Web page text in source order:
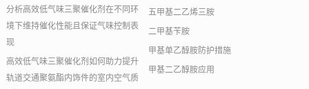
分析高效低气味三聚催化剂在不同环
境下维持催化性能且保证气味控制表
现
高效低气味三聚催化剂如何助力提升
轨道交通聚氨酯内饰件的室内空气质
五甲基二乙烯三胺
二甲基苄胺
甲基单乙醇胺防护措施
甲基二乙醇胺应用